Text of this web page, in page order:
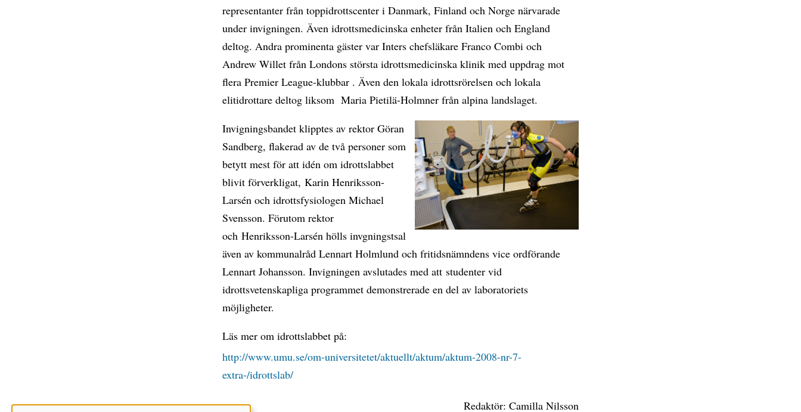
representanter från toppidrottscenter i Danmark, Finland och Norge närvarade
under invigningen. Även idrottsmedicinska enheter från Italien och England
deltog. Andra prominenta gäster var Inters chefsläkare Franco Combi och
Andrew Willet från Londons största idrottsmedicinska klinik med uppdrag mot
flera Premier League-klubbar . Även den lokala idrottsrörelsen och lokala
elitidrottare deltog liksom Maria Pietilä-Holmner från alpina landslaget.
Invigningsbandet klipptes av rektor Göran
Sandberg, flakerad av de två personer som
betytt mest för att idén om idrottslabbet
blivit förverkligat, Karin Henriksson-
Larsén och idrottsfysiologen Michael
Svensson. Förutom rektor
och Henriksson-Larsén hölls invgningstsal
även av kommunalråd Lennart Holmlund och fritidsnämndens vice ordförande
Lennart Johansson. Invigningen avslutades med att studenter vid
idrottsvetenskapliga programmet demonstrerade en del av laboratoriets
möjligheter.
Läs mer om idrottslabbet på:
http://www.umu.se/om-universitetet/aktuellt/aktum/aktum-2008-nr-7-
extra-/idrottslab/
Redaktör: Camilla Nilsson